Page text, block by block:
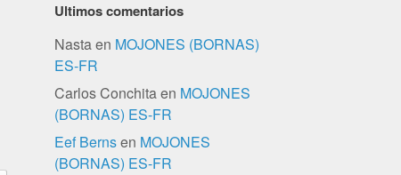
Ultimos comentarios
Nastaen MOJONES (BORNAS)
ES-FR
Carlos Conchitaen MOJONES
(BORNAS) ES-FR
Eef Bernsen MOJONES
(BORNAS) ES-FR